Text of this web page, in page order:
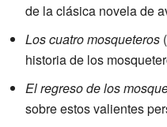
de la clásica novela de
Los cuatro mosqueteros
historia de los
El regreso de los
sobre estos valientes